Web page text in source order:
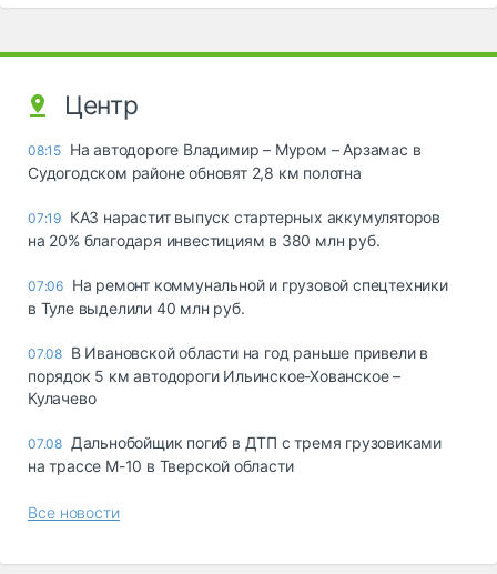
Центр
08:15 На автодороге Владимир – Муром – Арзамас в
Судогодском районе обновят 2,8 км полотна
07:19 КАЗ нарастит выпуск стартерных аккумуляторов
на 20% благодаря инвестициям в 380 млн руб.
07:06 На ремонт коммунальной и грузовой спецтехники
в Туле выделили 40 млн руб.
07.08 В Ивановской области на год раньше привели в
порядок 5 км автодороги Ильинское-Хованское –
Кулачево
07.08 Дальнобойщик погиб в ДТП с тремя грузовиками
на трассе М-10 в Тверской области
Все новости